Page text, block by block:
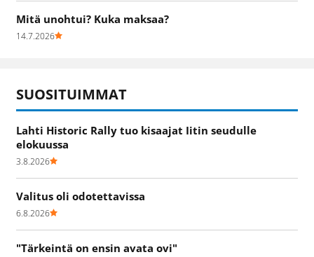
Mitä unohtui? Kuka maksaa?
14.7.2026
SUOSITUIMMAT
Lahti Historic Rally tuo kisaajat Iitin seudulle
elokuussa
3.8.2026
Valitus oli odotettavissa
6.8.2026
"Tärkeintä on ensin avata ovi"